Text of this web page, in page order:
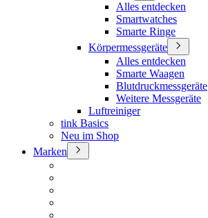
Alles entdecken
Smartwatches
Smarte Ringe
Körpermessgeräte
Alles entdecken
Smarte Waagen
Blutdruckmessgeräte
Weitere Messgeräte
Luftreiniger
tink Basics
Neu im Shop
Marken